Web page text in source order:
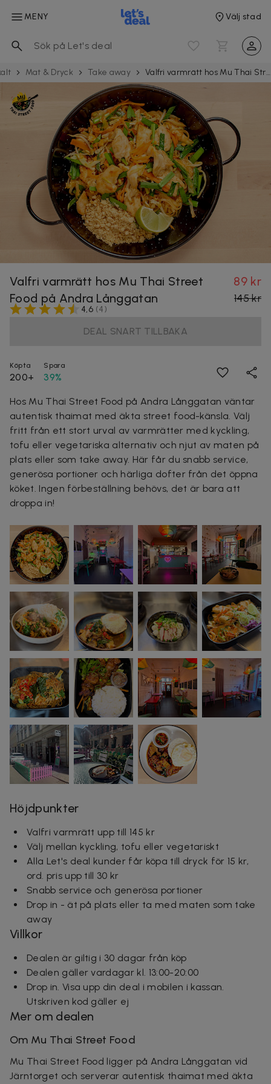
MENY Välj stad
Mat & Dryck Take away Valfri varmrätt hos Mu Thai Street Food på Andra Långgatan
Valfri varmrätt hos Mu Thai Street
Food på Andra Långgatan
89 kr
145 kr
4,6 (4)
DEAL SNART TILLBAKA
Köpta
200+
Spara
39%
Hos Mu Thai Street Food på Andra Långgatan väntar
autentisk thaimat med äkta street food-känsla. Välj
fritt från ett stort urval av varmrätter med kyckling,
tofu eller vegetariska alternativ och njut av maten på
plats eller som take away. Här får du snabb service,
generösa portioner och härliga dofter från det öppna
köket. Ingen förbeställning behövs, det är bara att
droppa in!
Höjdpunkter
Valfri varmrätt upp till 145 kr
Välj mellan kyckling, tofu eller vegetariskt
Alla Let's deal kunder får köpa till dryck för 15 kr,
ord. pris upp till 30 kr
Snabb service och generösa portioner
Drop in - ät på plats eller ta med maten som take
away
Villkor
Dealen är giltig i 30 dagar från köp
Dealen gäller vardagar kl. 13:00-20:00
Drop in. Visa upp din deal i mobilen i kassan.
Utskriven kod gäller ej
Mer om dealen
Om Mu Thai Street Food
Mu Thai Street Food ligger på Andra Långgatan vid
Järntorget och serverar autentisk thaimat med äkta